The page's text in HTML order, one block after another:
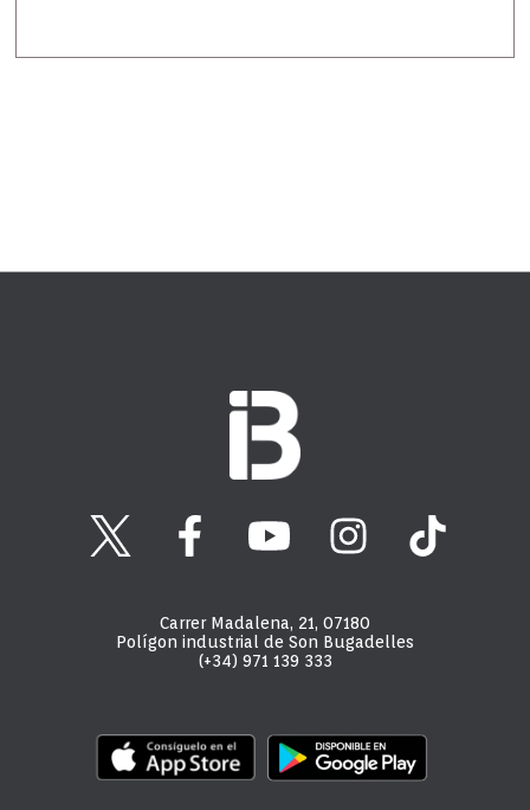
Carrer Madalena, 21, 07180
Polígon industrial de Son Bugadelles
(+34) 971 139 333